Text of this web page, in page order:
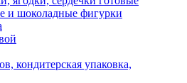
и шоколадные фигурки